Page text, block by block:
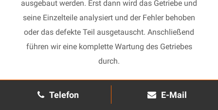
Telefon E-Mail
ausgebaut werden. Erst dann wird das Getriebe und
seine Einzelteile analysiert und der Fehler behoben
oder das defekte Teil ausgetauscht. Anschließend
führen wir eine komplette Wartung des Getriebes
durch.
2. Manuelles Getriebe:
Die Reparatur eines komplexen
Schaltgetriebes ist äußerst aufwendig und benötigt